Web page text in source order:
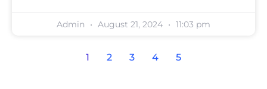
Admin August 21, 2024 11:03 pm
1 2 3 4 5